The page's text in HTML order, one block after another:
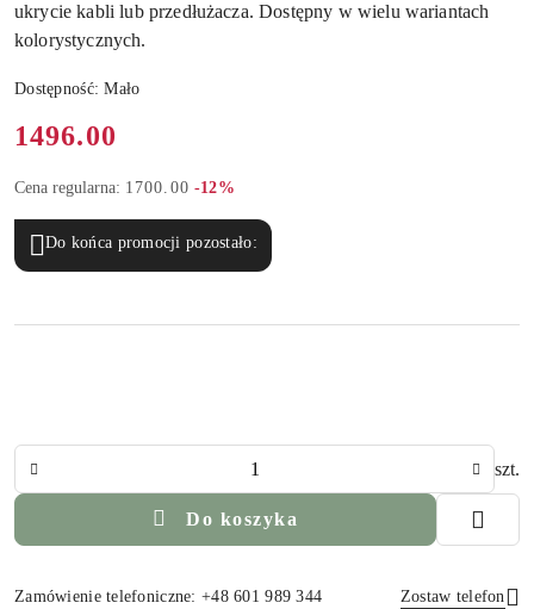
ukrycie kabli lub przedłużacza. Dostępny w wielu wariantach
kolorystycznych.
Dostępność:Mało
Cena:
1496.00
Cena regularna: 1700.00 Rabat:
-12%
Do końca promocji pozostało:
szt.
Do koszyka
Zamówienie telefoniczne: +48 601 989 344 Zostaw telefon